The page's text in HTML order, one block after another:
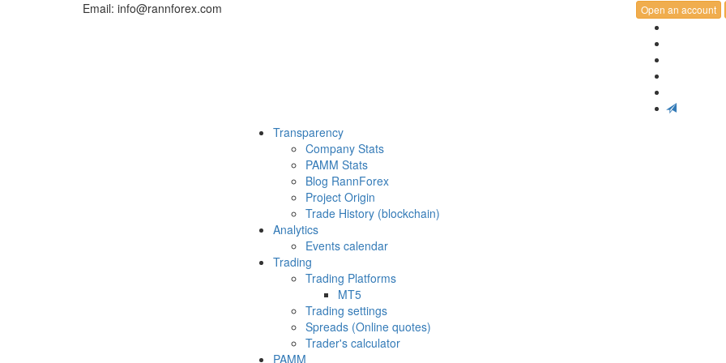
Email: info@rannforex.com Open an account
Transparency
Company Stats
PAMM Stats
Blog RannForex
Project Origin
Trade History (blockchain)
Analytics
Events calendar
Trading
Trading Platforms
MT5
Trading settings
Spreads (Online quotes)
Trader's calculator
PAMM